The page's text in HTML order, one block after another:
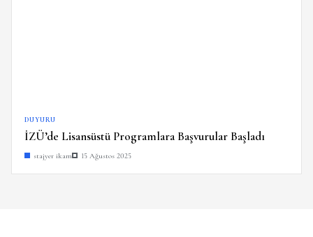
DUYURU
İZÜ’de Lisansüstü Programlara Başvurular Başladı
stajyer ikam 15 Ağustos 2025